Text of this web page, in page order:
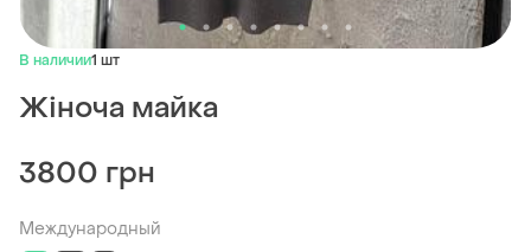
В наличии1 шт
Жіноча майка
3800 грн
Международный